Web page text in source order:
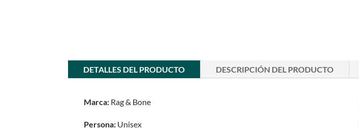
DETALLES DEL PRODUCTO DESCRIPCIÓN DEL PRODUCTO
Marca: Rag & Bone
Persona: Unisex